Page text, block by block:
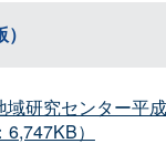
域研究センター平
）